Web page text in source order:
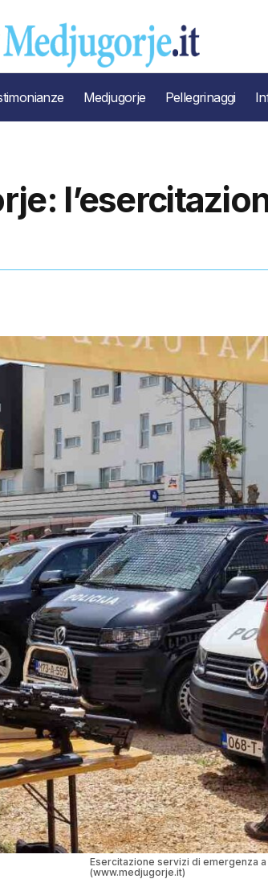
Medjugorje Pellegrinaggi
Esercitazione servizi di emergenza
(www.medjugorje.it)